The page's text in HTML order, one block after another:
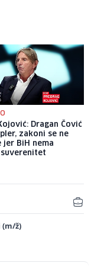
Dragan Čović
zakoni se ne
jer BiH nema
ž)